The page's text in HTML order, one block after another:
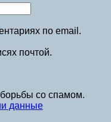
по email.
почтой.
борьбы со спамом.
данные